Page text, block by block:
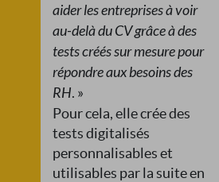
aider les entreprises à voir
au-delà du CV grâce à des
tests créés sur mesure pour
répondre aux besoins des
RH. »
Pour cela, elle crée des
tests digitalisés
personnalisables et
utilisables par la suite en